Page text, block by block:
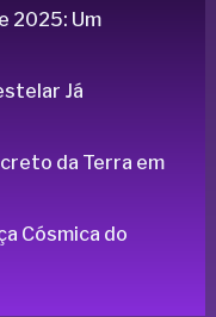
2025: Um
Já
da Terra em
Cósmica do